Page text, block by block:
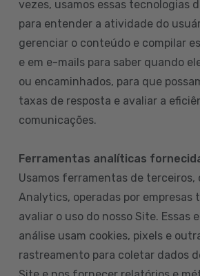
vezes, usamos essas tecnologias
para entender a atividade do
gerenciar o conteúdo e compilar
e em e-mails para saber quando
ou encaminhados, para que
taxas de resposta e avaliar a
comunicações.
Ferramentas analíticas
Usamos ferramentas de terceiros,
Analytics, operadas por empresas
avaliar o uso do nosso Site. Essas
análise usam cookies, pixels e
rastreamento para coletar dados